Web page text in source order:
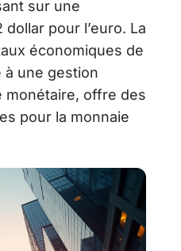
sur une
dollar pour l’euro. La
économiques de
à une gestion
monétaire, offre des
pour la monnaie